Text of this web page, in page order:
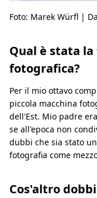
Foto: Marek Würfl |
Qual è stata
fotografica?
Per il mio ottavo
piccola macchina
dell'Est. Mio padre
se all'epoca non
dubbi che sia stato
fotografia come
Cos'altro